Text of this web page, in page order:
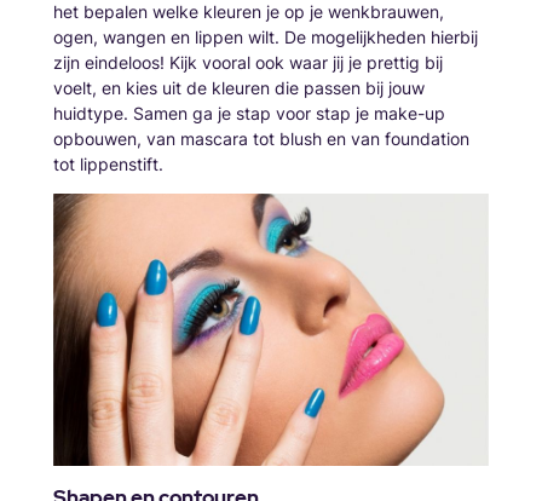
het bepalen welke kleuren je op je wenkbrauwen,
ogen, wangen en lippen wilt. De mogelijkheden hierbij
zijn eindeloos! Kijk vooral ook waar jij je prettig bij
voelt, en kies uit de kleuren die passen bij jouw
huidtype. Samen ga je stap voor stap je make-up
opbouwen, van mascara tot blush en van foundation
tot lippenstift.